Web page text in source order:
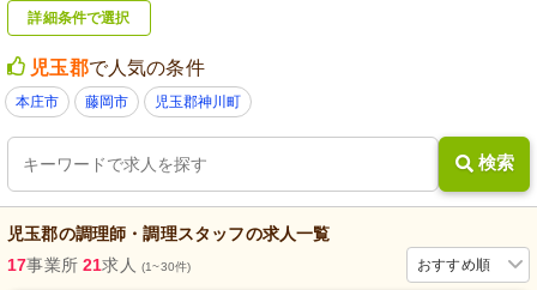
詳細条件で選択
児玉郡で人気の条件
本庄市 藤岡市 児玉郡神川町
検索
児玉郡の調理師・調理スタッフの求人一覧
おすすめ順
17事業所 21求人 (1~30件)